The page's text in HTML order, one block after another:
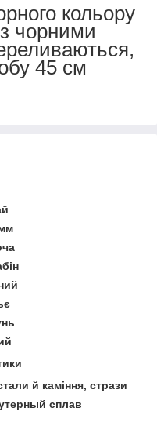
кольору
чорними
45 см
й каміння, стрази
сплав